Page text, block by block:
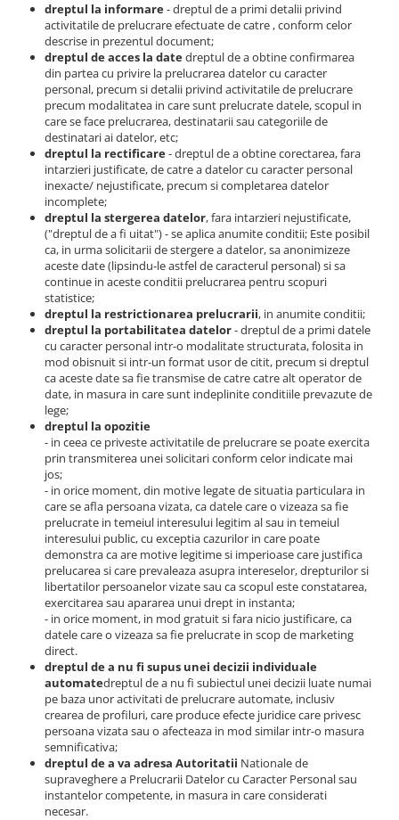
dreptul la informare- dreptul de a primi detalii privind
activitatile de prelucrare efectuate de catre , conform celor
descrise in prezentul document;
dreptul de acces la datedreptul de a obtine confirmarea
din partea cu privire la prelucrarea datelor cu caracter
personal, precum si detalii privind activitatile de prelucrare
precum modalitatea in care sunt prelucrate datele, scopul in
care se face prelucrarea, destinatarii sau categoriile de
destinatari ai datelor, etc;
dreptul la rectificare- dreptul de a obtine corectarea, fara
intarzieri justificate, de catre a datelor cu caracter personal
inexacte/ nejustificate, precum si completarea datelor
incomplete;
dreptul la stergerea datelor, fara intarzieri nejustificate,
("dreptul de a fi uitat") - se aplica anumite conditii; Este posibil
ca, in urma solicitarii de stergere a datelor, sa anonimizeze
aceste date (lipsindu-le astfel de caracterul personal) si sa
continue in aceste conditii prelucrarea pentru scopuri
statistice;
dreptul la restrictionarea prelucrarii, in anumite conditii;
dreptul la portabilitatea datelor- dreptul de a primi datele
cu caracter personal intr-o modalitate structurata, folosita in
mod obisnuit si intr-un format usor de citit, precum si dreptul
ca aceste date sa fie transmise de catre catre alt operator de
date, in masura in care sunt indeplinite conditiile prevazute de
lege;
dreptul la opozitie
- in ceea ce priveste activitatile de prelucrare se poate exercita
prin transmiterea unei solicitari conform celor indicate mai
jos;
- in orice moment, din motive legate de situatia particulara in
care se afla persoana vizata, ca datele care o vizeaza sa fie
prelucrate in temeiul interesului legitim al sau in temeiul
interesului public, cu exceptia cazurilor in care poate
demonstra ca are motive legitime si imperioase care justifica
prelucarea si care prevaleaza asupra intereselor, drepturilor si
libertatilor persoanelor vizate sau ca scopul este constatarea,
exercitarea sau apararea unui drept in instanta;
- in orice moment, in mod gratuit si fara nicio justificare, ca
datele care o vizeaza sa fie prelucrate in scop de marketing
direct.
dreptul de a nu fi supus unei decizii individuale
automatedreptul de a nu fi subiectul unei decizii luate numai
pe baza unor activitati de prelucrare automate, inclusiv
crearea de profiluri, care produce efecte juridice care privesc
persoana vizata sau o afecteaza in mod similar intr-o masura
semnificativa;
dreptul de a va adresa Autoritatii Nationale de
supraveghere a Prelucrarii Datelor cu Caracter Personal sau
instantelor competente, in masura in care considerati
necesar.